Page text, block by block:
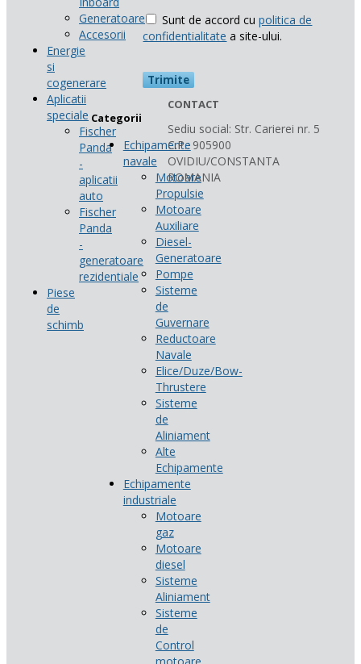
Generatoare
Accesorii
Energie
si
cogenerare
Aplicatii
speciale
Fischer
Panda
-
aplicatii
auto
Fischer
Panda
-
generatoare
rezidentiale
Piese
de
schimb
Sunt de accord cupolitica de
confidentialitate a site-ului.
Categorii
Echipamente
navale
Motoare
Propulsie
Motoare
Auxiliare
Diesel-
Generatoare
Pompe
Sisteme
de
Guvernare
Reductoare
Navale
Elice/Duze/Bow-
Thrustere
Sisteme
de
Aliniament
Alte
Echipamente
Echipamente
industriale
Motoare
gaz
Motoare
diesel
Sisteme
Aliniament
Sisteme
de
Control
CONTACT
Sediu social: Str. Carierei nr. 5
C.P.: 905900
OVIDIU/CONSTANTA
ROMANIA